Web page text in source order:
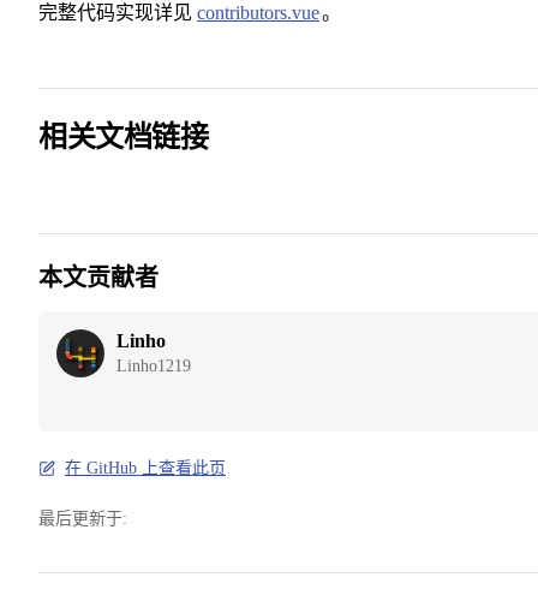
完整代码实现详见 contributors.vue。
相关文档链接
本文贡献者
Linho
Linho1219
在 GitHub 上查看此页
最后更新于: